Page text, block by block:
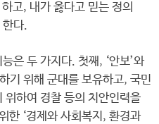
고, 내가 옳다고 믿는 정의
다.
은 두 가지다. 첫째, ‘안보’와
기 위해 군대를 보유하고, 국민
위하여 경찰 등의 치안인력을
한 ‘경제와 사회복지, 환경과